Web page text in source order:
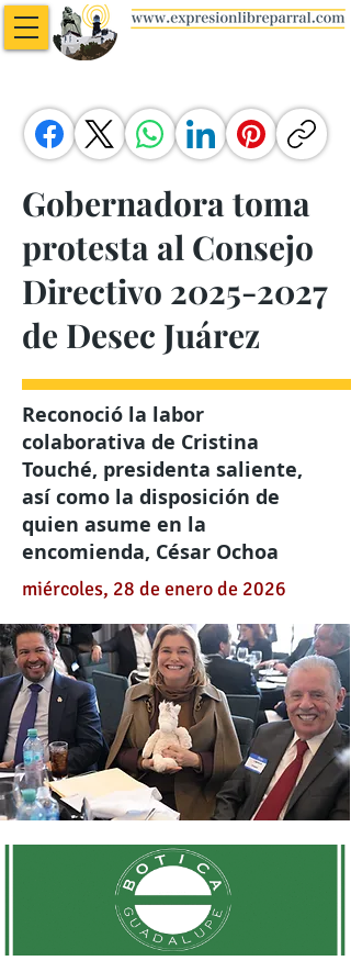
Gobernadora toma
protesta al Consejo
Directivo 2025-2027
de Desec Juárez
Reconoció la labor
colaborativa de Cristina
Touché, presidenta saliente,
así como la disposición de
quien asume en la
encomienda, César Ochoa
miércoles, 28 de enero de 2026